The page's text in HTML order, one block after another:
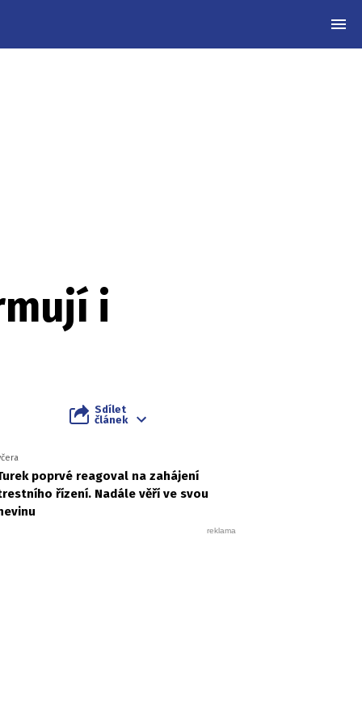
i
Sdílet
článek
poprvé reagoval na zahájení
řízení. Nadále věří ve svou